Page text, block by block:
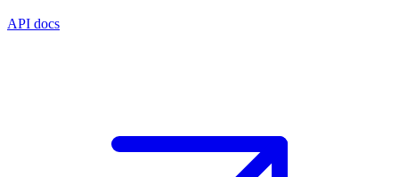
API docs